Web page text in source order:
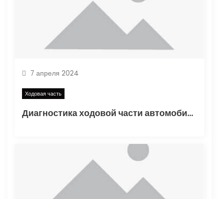
7 апреля 2024
Ходовая часть
Диагностика ходовой части автомобиля: 7 необходимых технических мероприятий